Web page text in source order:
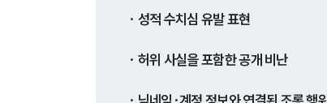
· 성적 수치심 유발 표현
· 허위 사실을 포함한 공개 비난